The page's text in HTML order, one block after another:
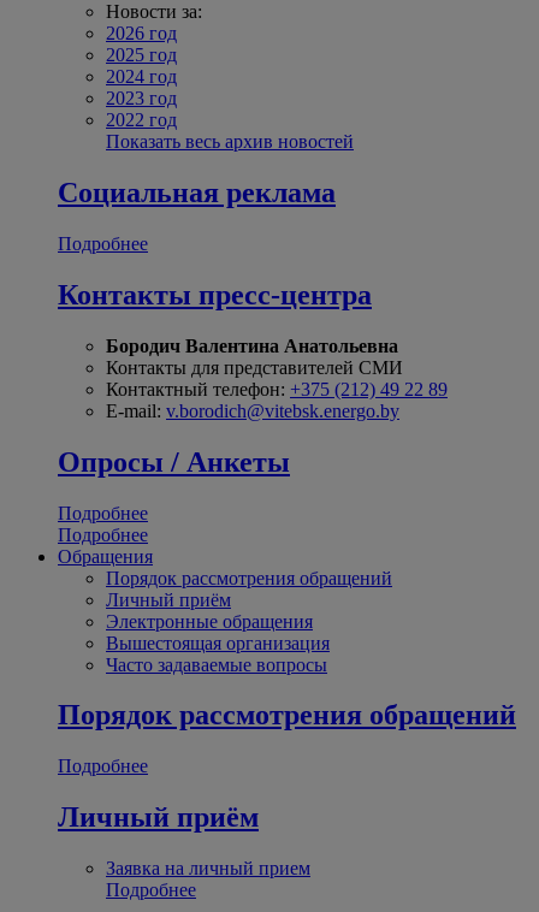
Новости за:
2026 год
2025 год
2024 год
2023 год
2022 год
Показать весь архив новостей
Социальная реклама
Подробнее
Контакты пресс-центра
Бородич Валентина Анатольевна
Контакты для представителей СМИ
Контактный телефон: +375 (212) 49 22 89
E-mail: v.borodich@vitebsk.energo.by
Опросы / Анкеты
Подробнее
Подробнее
Обращения
Порядок рассмотрения обращений
Личный приём
Электронные обращения
Вышестоящая организация
Часто задаваемые вопросы
Порядок рассмотрения обращений
Подробнее
Личный приём
Заявка на личный прием
Подробнее